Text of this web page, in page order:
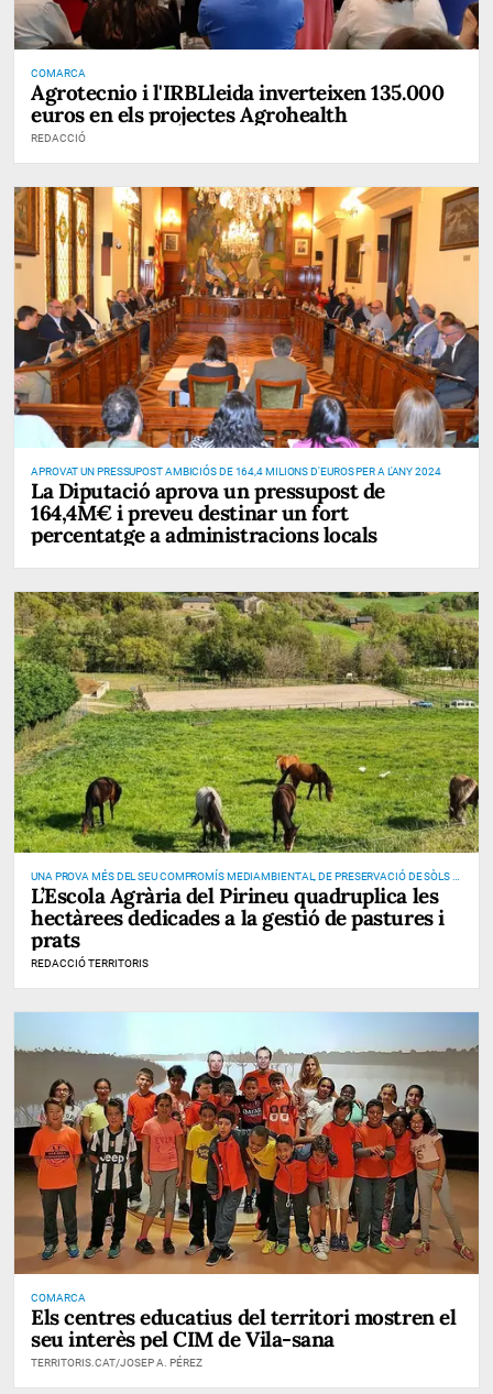
COMARCA
Agrotecnio i l'IRBLleida inverteixen 135.000
euros en els projectes Agrohealth
REDACCIÓ
APROVAT UN PRESSUPOST AMBICIÓS DE 164,4 MILIONS D'EUROS PER A L'ANY 2024
La Diputació aprova un pressupost de
164,4M€ i preveu destinar un fort
percentatge a administracions locals
UNA PROVA MÉS DEL SEU COMPROMÍS MEDIAMBIENTAL, DE PRESERVACIÓ DE SÒLS I
DE PREVENCIÓ D’INCENDIS
L’Escola Agrària del Pirineu quadruplica les
hectàrees dedicades a la gestió de pastures i
prats
REDACCIÓ TERRITORIS
COMARCA
Els centres educatius del territori mostren el
seu interès pel CIM de Vila-sana
TERRITORIS.CAT/JOSEP A. PÉREZ